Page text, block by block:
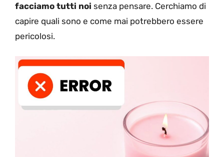
facciamo tutti noi senza pensare. Cerchiamo di
capire quali sono e come mai potrebbero essere
pericolosi.